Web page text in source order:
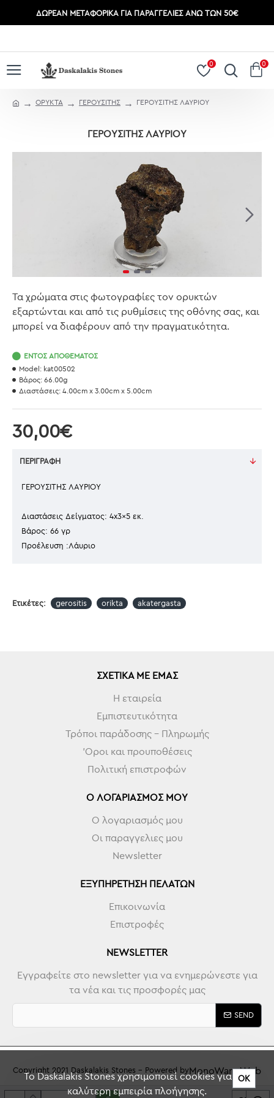
ΔΩΡΕΆΝ ΜΕΤΑΦΟΡΙΚΆ ΓΙΑ ΠΑΡΑΓΓΕΛΊΕΣ ΆΝΩ ΤΩΝ 50€
0 0
ΟΡΥΚΤΑ ΓΕΡΟΥΣΙΤΗΣ ΓΕΡΟΥΣΙΤΗΣ ΛΑΥΡΙΟΥ
ΓΕΡΟΥΣΙΤΗΣ ΛΑΥΡΙΟΥ
Τα χρώματα στις φωτογραφίες τον ορυκτών
εξαρτώνται και από τις ρυθμίσεις της οθόνης σας, και
μπορεί να διαφέρουν από την πραγματικότητα.
30,00€
ΕΝΤΌΣ ΑΠΟΘΈΜΑΤΟΣ
Model: kat00502
Βάρος: 66.00g
Διαστάσεις: 4.00cm x 3.00cm x 5.00cm
ΠΕΡΙΓΡΑΦΉ
ΓΕΡΟΥΣΙΤΗΣ ΛΑΥΡΙΟΥ
Διαστάσεις Δείγματος: 4x3x5 εκ.
Βάρος: 66 γρ
Προέλευση :Λάυριο
Ετικέτες: gerositis orikta akatergasta
ΣΧΕΤΙΚΆ ΜΕ ΕΜΆΣ
Η εταιρεία
Εμπιστευτικότητα
Τρόποι παράδοσης - Πληρωμής
'Οροι και προυποθέσεις
Πολιτική επιστροφών
Ο ΛΟΓΑΡΙΑΣΜΌΣ ΜΟΥ
Ο λογαριασμός μου
Οι παραγγελιες μου
Newsletter
ΕΞΥΠΗΡΈΤΗΣΗ ΠΕΛΑΤΏΝ
Επικοινωνία
Επιστροφές
NEWSLETTER
Εγγραφείτε στο newsletter για να ενημερώνεστε για
τα νέα και τις προσφορές μας
SEND
Copyright 2021 Daskalakis Stones - Powered byMonoWare Web
ΟΚ
To Daskalakis Stones χρησιμοποιεί cookies για την
καλύτερη εμπειρία πλοήγησης.